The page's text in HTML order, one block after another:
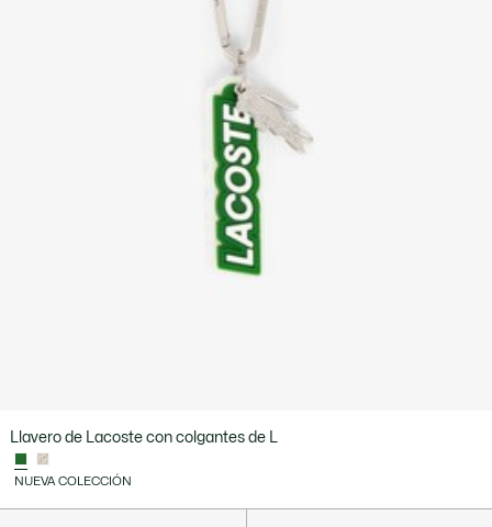
Llavero de Lacoste con colgantes de L
NUEVA COLECCIÓN